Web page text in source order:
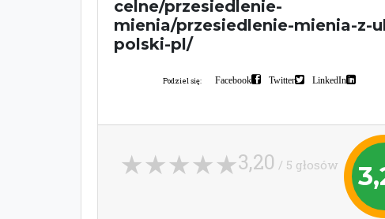
celne/przesiedlenie-
mienia/przesiedlenie-mienia-z-
polski-pl/
Podziel się: Facebook Twitter LinkedIn
3,20 / 5 głosów